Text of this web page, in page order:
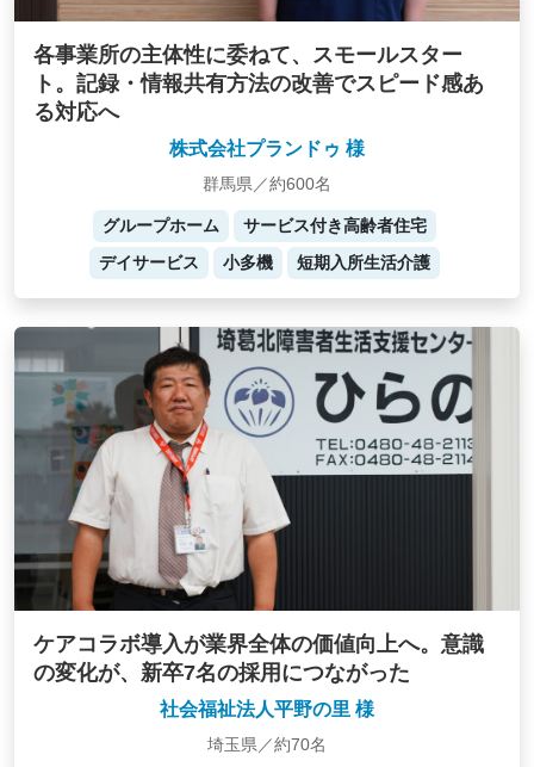
各事業所の主体性に委ねて、スモールスター
ト。記録・情報共有方法の改善でスピード感あ
る対応へ
株式会社プランドゥ 様
群馬県／約600名
グループホーム
サービス付き高齢者住宅
デイサービス
小多機 短期入所生活介護
ケアコラボ導入が業界全体の価値向上へ。意識
の変化が、新卒7名の採用につながった
社会福祉法人平野の里 様
埼玉県／約70名